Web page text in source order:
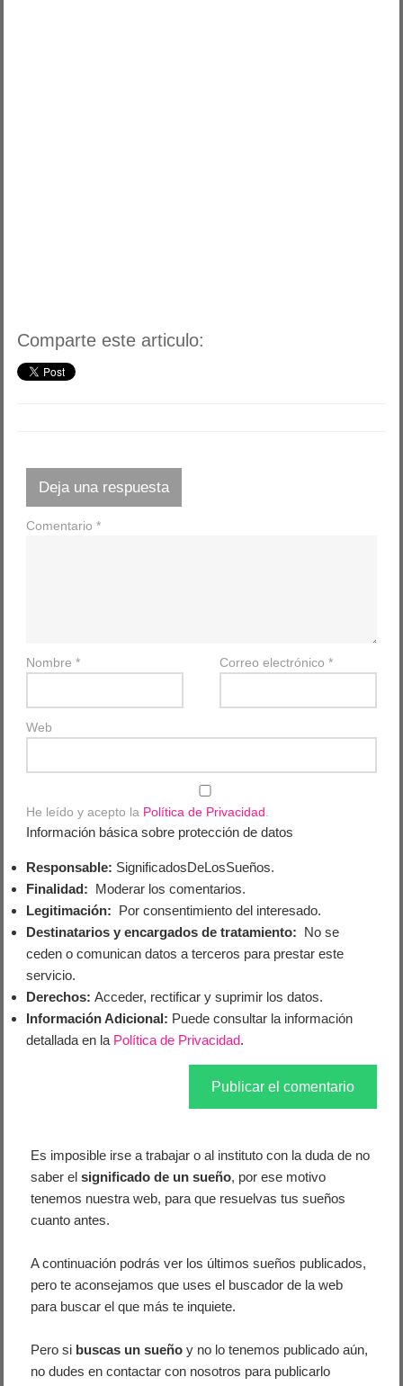
Comparte este articulo:
Deja una respuesta
Comentario*
Nombre* Correo electrónico *
Web
He leído y acepto la Política de Privacidad
Información básica sobre protección de datos
Responsable: SignificadosDeLosSueños.
Finalidad: Moderar los comentarios.
Legitimación: Por consentimiento del interesado.
Destinatarios y encargados de tratamiento: No se
ceden o comunican datos a terceros para prestar este
servicio.
Derechos: Acceder, rectificar y suprimir los datos.
Información Adicional: Puede consultar la información
detallada en la Política de Privacidad.
Es imposible irse a trabajar o al instituto con la duda de no
saber elsignificado de un sueño, por ese motivo
tenemos nuestra web, para que resuelvas tus sueños
cuanto antes.
A continuación podrás ver los últimos sueños publicados,
pero te aconsejamos que uses el buscador de la web
para buscar el que más te inquiete.
Pero si buscas un sueño y no lo tenemos publicado aún,
no dudes en contactar con nosotros para publicarlo